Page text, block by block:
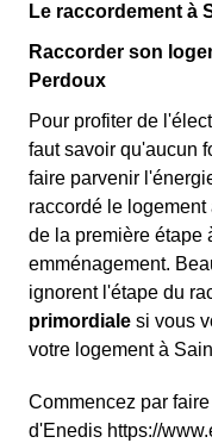
Le raccordement à
Raccorder son
Perdoux
Pour profiter de
faut savoir qu'aucun
faire parvenir
raccordé le
de la première étape
emménagement.
ignorent l'étape du
primordiale si vous
votre logement à
Commencez par
d'Enedis https://